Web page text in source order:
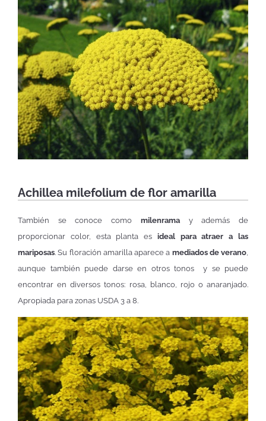
Achillea milefolium de flor amarilla
También se conoce como milenramay además de
proporcionar color, esta planta es ideal para atraer a las
mariposas. Su floración amarilla aparece a mediados de verano
aunque también puede darse en otros tonos y se puede
encontrar en diversos tonos: rosa, blanco, rojo o anaranjado.
Apropiada para zonas USDA 3 a 8.